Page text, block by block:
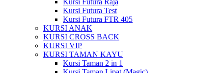
Kursi Futura Raja
Kursi Futura Test
Kursi Futura FTR 405
KURSI ANAK
KURSI CROSS BACK
KURSI VIP
KURSI TAMAN KAYU
Kursi Taman 2 in 1